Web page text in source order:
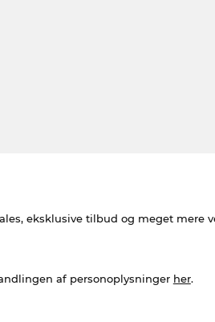
eksklusive tilbud og meget mere
af personoplysninger her.